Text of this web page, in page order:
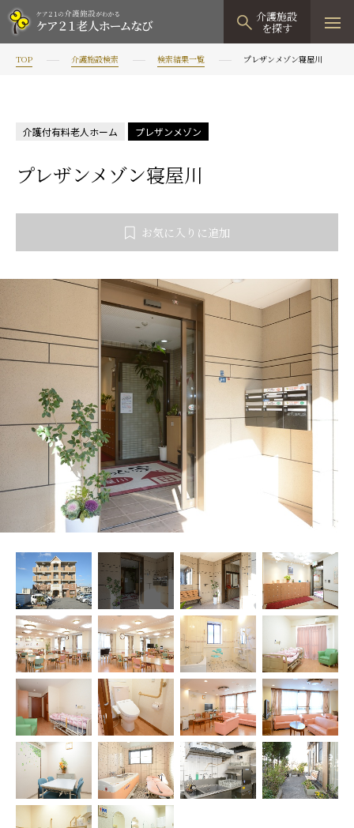
介護施設
を探す
TOPページ
資料請求
見学予約
有料老人ホーム
有料老人ホームTOP
プレザンリュクス
プレザングラン
プレザンメゾン
有料老人ホームとは
グループホーム
認知症対応型グループホームTOP
たのしい家
認知症対応型グループホームとは
認知症のおはなし
小規模多機能型居宅介護
小規模多機能型居宅介護TOP
たのしい家
小規模多機能型居宅介護とは
tel0120-944
9:00～18:00（年末年始を除く）
お問い合わせフォーム
お気に入り 資料請求 見学予約
ご入居までの流れ
介護保険の仕組み
FAQ
運営会社
プライバシーポリシー
採用情報
TOP 介護施設検索 検索結果一覧 プレザンメゾン寝屋川
介護付有料老人ホーム プレザンメゾン
プレザンメゾン寝屋川
お気に入りに追加